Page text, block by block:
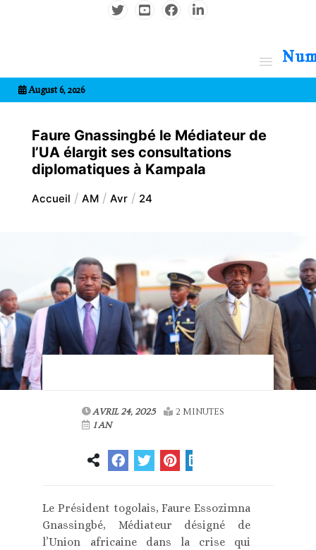
August 6, 2026
Faure Gnassingbé le Médiateur de
l’UA élargit ses consultations
diplomatiques à Kampala
Accueil AM Avr 24
AVRIL 24, 2025
2 MINUTES
1 AN
Le Président togolais, Faure Essozimna
Gnassingbé, Médiateur désigné de
l’Union africaine dans la crise qui